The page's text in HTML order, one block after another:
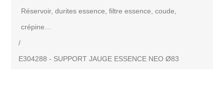
Réservoir, durites essence, filtre essence, coude,
crépine…
/
E304288 - SUPPORT JAUGE ESSENCE NEO Ø83